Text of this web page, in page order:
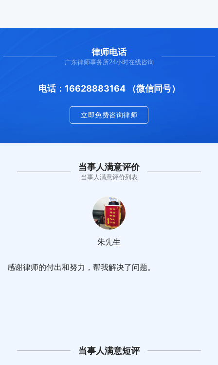
律师电话
广东律师事务所24小时在线咨询
电话：16628883164 （微信同号）
立即免费咨询律师
当事人满意评价
当事人满意评价列表
感谢律师的付出和努力，帮我解决了问题。
朱先生
当事人满意短评